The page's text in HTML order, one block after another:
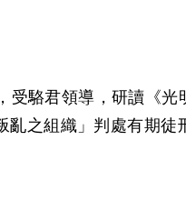
駱君領導，研讀《光
之組織」判處有期徒
償。補償理由為原判